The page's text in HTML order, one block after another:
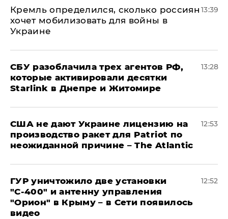
Кремль определился, сколько россиян
хочет мобилизовать для войны в
Украине
13:39
СБУ разоблачила трех агентов РФ,
которые активировали десятки
Starlink в Днепре и Житомире
13:28
США не дают Украине лицензию на
производство ракет для Patriot по
неожиданной причине – The Atlantic
12:53
ГУР уничтожило две установки
"С‑400" и антенну управления
"Орион" в Крыму – в Сети появилось
видео
12:52